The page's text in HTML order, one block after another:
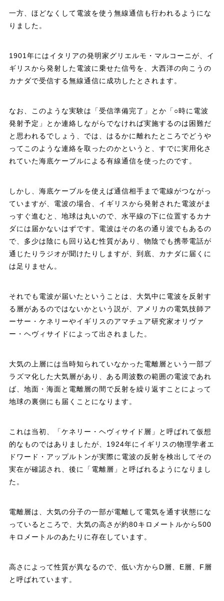
一方、ほどなくして電波を使う無線通信も行われるようにな
りました。
1901年にはイタリアの発明家グリエルモ・マルコーニが、イ
ギリスから発射した電波に乗せた信号を、大西洋の向こうの
カナダで受信する無線通信に成功したとされます。
なお、このような実験は「受信準備完了」とか「○時に電波
発射予定」とか連絡しながらでなければ実施するのは困難だ
と思われるでしょう、では、はるかに離れたところでどうや
ってこのような連絡を取ったのかというと、すでに実用化さ
れていた海底ケーブルによる有線通信を使ったのです。
しかし、海底ケーブルを使えば通信相手まで電線がつながっ
ていますが、電波の場合、イギリスから発射された電波がま
っすぐ進むと、地球は丸いので、水平線の下に位置するカナ
ダには届かないはずです。電波はその名の通り波でもあるの
で、多少は陰にも回り込む性質があり、物陰でも携帯電話が
通じたりラジオが聞けたりしますが、到底、カナダに届くに
は足りません。
それでも電波が届いたということは、大気中に電波を反射す
る層があるのではないかという説が、アメリカの電気技師ア
ーサー・ケネリーやイギリスのアマチュア研究家オリヴァ
ー・ヘヴィサイドによって出されました。
大気の上層には当時知られていなかった電離層という一部プ
ラズマ化した大気層があり、ある周波数の範囲の電波であれ
ば、地面・海面と電離層の間で反射を繰り返すことによって
地球の裏側にも届くことになります。
これは当初、「ケネリー・ヘヴィサイド層」と呼ばれて仮想
的なものではありましたが、1924年にイギリスの物理学者エ
ドワード・アップルトンが実際に電波の反射を検出してその
実在が確認され、後に「電離層」と呼ばれるようになりまし
た。
電離層は、大気の分子の一部が電離して電気を通す状態にな
っているところで、大気の高さが約80キロメートルから500
キロメートルのあたりに存在しています。
高さによって性質が異なるので、低い方からD層、E層、F層
と呼ばれています。